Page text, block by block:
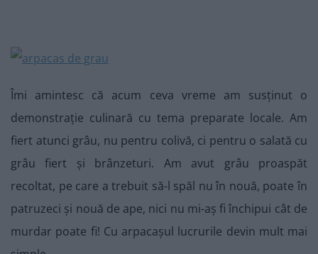
Îmi amintesc că acum ceva vreme am susținut o
demonstrație culinară cu tema preparate locale. Am
fiert atunci grâu, nu pentru colivă, ci pentru o salată cu
grâu fiert și brânzeturi. Am avut grâu proaspăt
recoltat, pe care a trebuit să-l spăl nu în nouă, poate în
patruzeci și nouă de ape, nici nu mi-aș fi închipui cât de
murdar poate fi! Cu arpacașul lucrurile devin mult mai